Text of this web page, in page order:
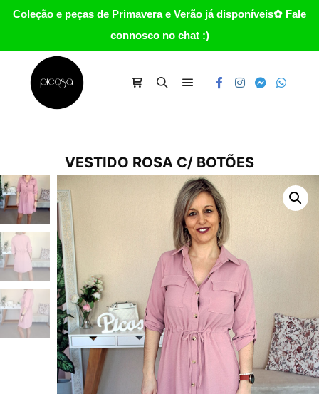
Coleção e peças de Primavera e Verão já disponíveis✿ Fale
connosco no chat :)
VESTIDO ROSA C/ BOTÕES